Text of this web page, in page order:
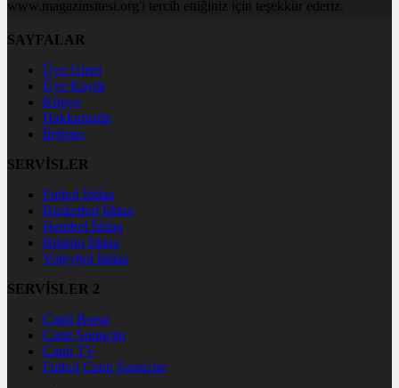
www.magazinsitesi.org'i tercih ettiğiniz için teşekkür ederiz.
SAYFALAR
Üye Girişi
Üye Kaydı
Künye
Hakkımızda
İletişim
SERVİSLER
Futbol İddaa
Basketbol İddaa
Hentbol İddaa
Bilardo İddaa
Voleybol İddaa
SERVİSLER 2
Canlı Borsa
Canlı Sonuçlar
Canlı TV
Futbol Canlı Sonuçlar